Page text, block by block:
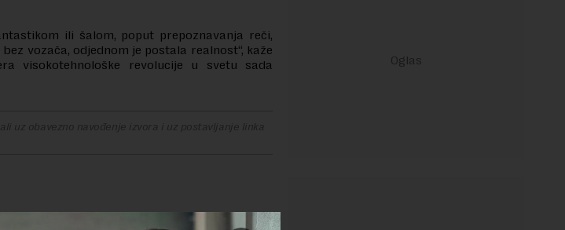
ili šalom, poput prepoznavanja reči,
vozača, odjednom je postala realnost“, kaže
visokotehnološke revolucije u svetu sada
uz obavezno navođenje izvora i uz postavljanje linka